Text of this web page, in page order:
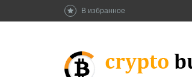
В избранное